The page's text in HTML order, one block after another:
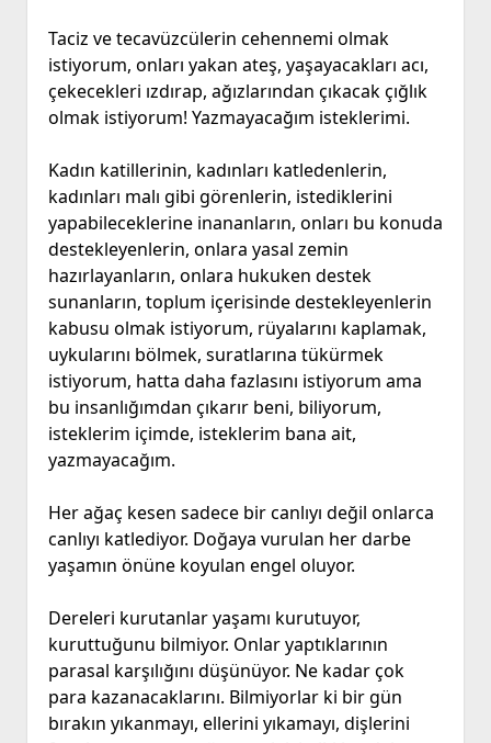
Taciz ve tecavüzcülerin cehennemi olmak
istiyorum, onları yakan ateş, yaşayacakları acı,
çekecekleri ızdırap, ağızlarından çıkacak çığlık
olmak istiyorum! Yazmayacağım isteklerimi.
Kadın katillerinin, kadınları katledenlerin,
kadınları malı gibi görenlerin, istediklerini
yapabileceklerine inananların, onları bu konuda
destekleyenlerin, onlara yasal zemin
hazırlayanların, onlara hukuken destek
sunanların, toplum içerisinde destekleyenlerin
kabusu olmak istiyorum, rüyalarını kaplamak,
uykularını bölmek, suratlarına tükürmek
istiyorum, hatta daha fazlasını istiyorum ama
bu insanlığımdan çıkarır beni, biliyorum,
isteklerim içimde, isteklerim bana ait,
yazmayacağım.
Her ağaç kesen sadece bir canlıyı değil onlarca
canlıyı katlediyor. Doğaya vurulan her darbe
yaşamın önüne koyulan engel oluyor.
Dereleri kurutanlar yaşamı kurutuyor,
kuruttuğunu bilmiyor. Onlar yaptıklarının
parasal karşılığını düşünüyor. Ne kadar çok
para kazanacaklarını. Bilmiyorlar ki bir gün
bırakın yıkanmayı, ellerini yıkamayı, dişlerini